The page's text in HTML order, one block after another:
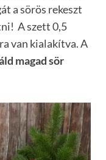
a sörös rekeszt
A szett 0,5
van kialakítva. A
magad sör